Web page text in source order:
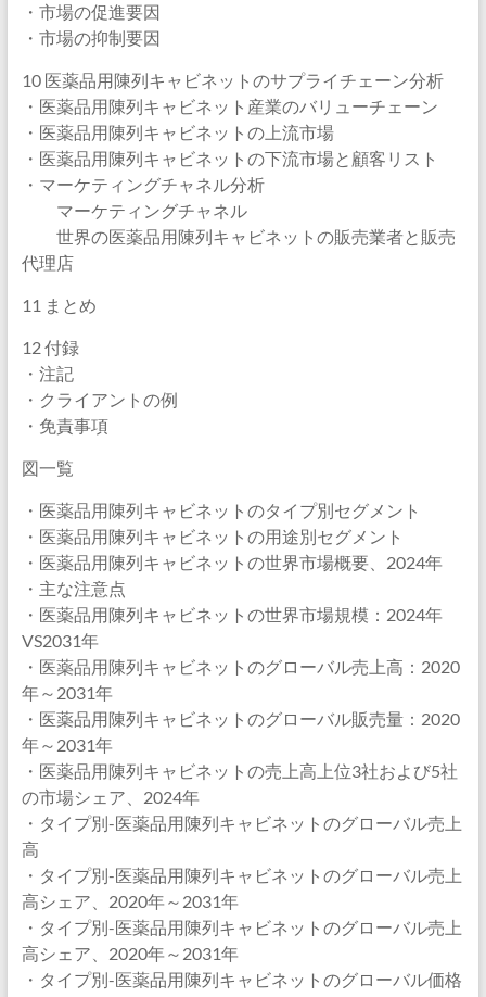
・市場の促進要因
・市場の抑制要因
10 医薬品用陳列キャビネットのサプライチェーン分析
・医薬品用陳列キャビネット産業のバリューチェーン
・医薬品用陳列キャビネットの上流市場
・医薬品用陳列キャビネットの下流市場と顧客リスト
・マーケティングチャネル分析
マーケティングチャネル
世界の医薬品用陳列キャビネットの販売業者と販売
代理店
11 まとめ
12 付録
・注記
・クライアントの例
・免責事項
図一覧
・医薬品用陳列キャビネットのタイプ別セグメント
・医薬品用陳列キャビネットの用途別セグメント
・医薬品用陳列キャビネットの世界市場概要、2024年
・主な注意点
・医薬品用陳列キャビネットの世界市場規模：2024年
VS2031年
・医薬品用陳列キャビネットのグローバル売上高：2020
年～2031年
・医薬品用陳列キャビネットのグローバル販売量：2020
年～2031年
・医薬品用陳列キャビネットの売上高上位3社および5社
の市場シェア、2024年
・タイプ別-医薬品用陳列キャビネットのグローバル売上
高
・タイプ別-医薬品用陳列キャビネットのグローバル売上
高シェア、2020年～2031年
・タイプ別-医薬品用陳列キャビネットのグローバル売上
高シェア、2020年～2031年
・タイプ別-医薬品用陳列キャビネットのグローバル価格